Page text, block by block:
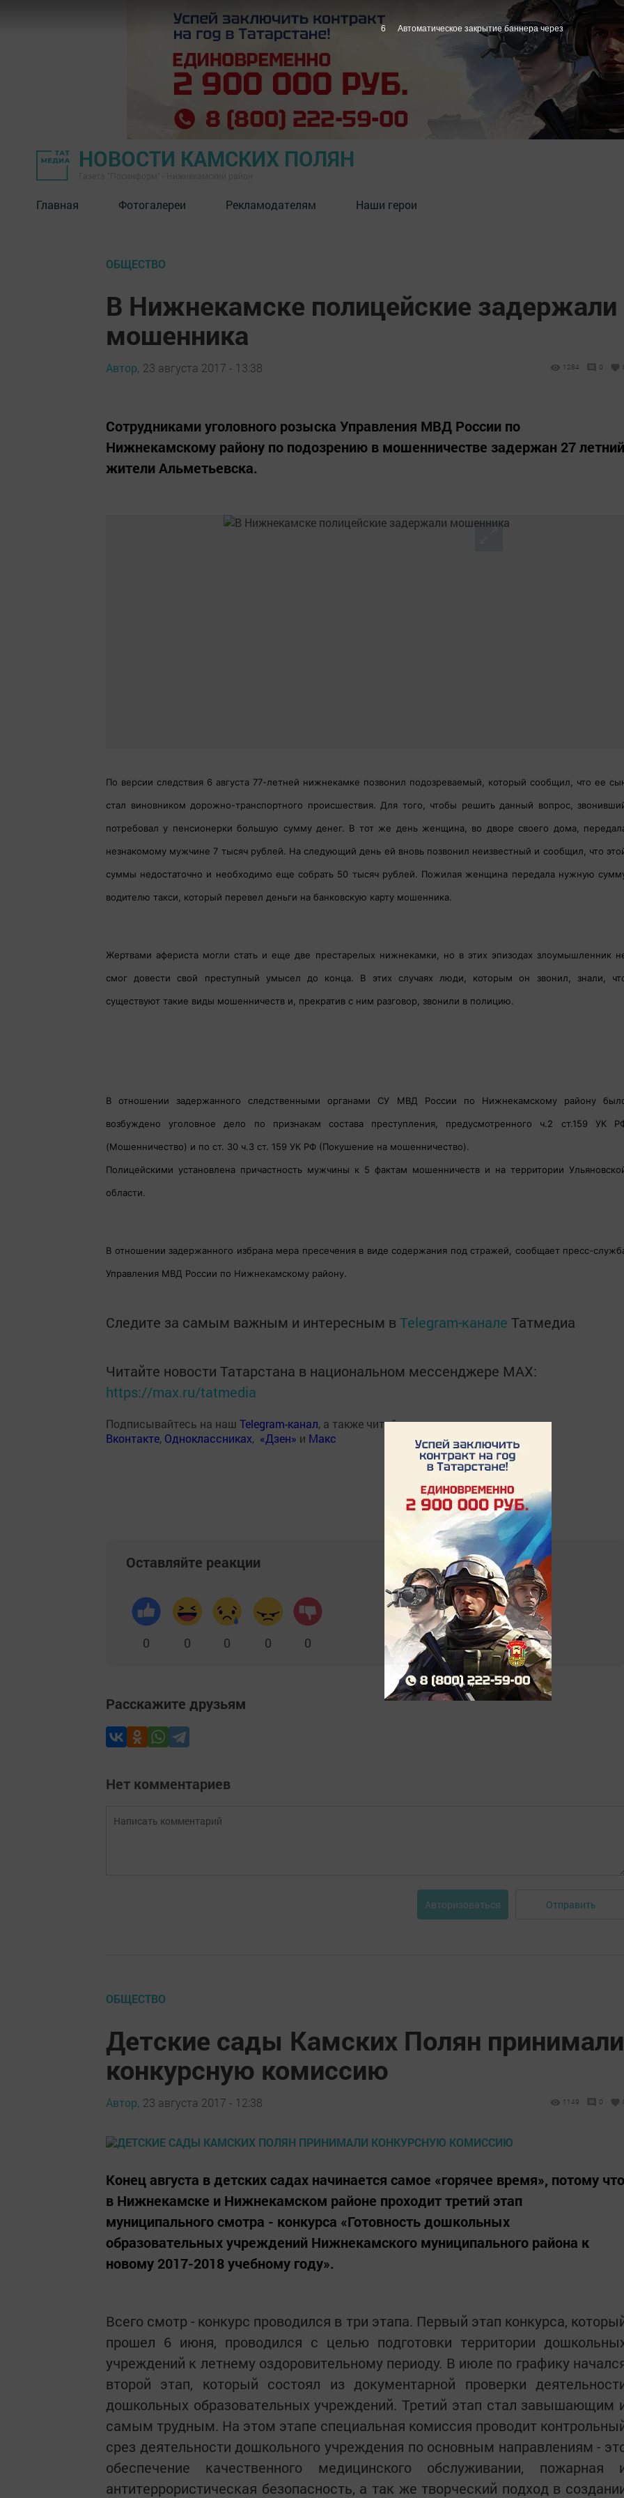
НОВОСТИ КАМСКИХ ПОЛЯН
Главная Фотогалереи Рекламодателям Наши герои
ОБЩЕСТВО
В Нижнекамске полицейские задержали
мошенника
Автор, 23 августа 2017 - 13:38 1284 0
Сотрудниками уголовного розыска Управления МВД России по
Нижнекамскому району по подозрению в мошенничестве задержан 27 летний
жители Альметьевска.
По версии следствия 6 августа 77-летней нижнекамке позвонил подозреваемый, который сообщил, что ее
стал виновником дорожно-транспортного происшествия. Для того, чтобы решить данный вопрос,
потребовал у пенсионерки большую сумму денег. В тот же день женщина, во дворе своего дома,
незнакомому мужчине 7 тысяч рублей. На следующий день ей вновь позвонил неизвестный и сообщил, что
суммы недостаточно и необходимо еще собрать 50 тысяч рублей. Пожилая женщина передала нужную
водителю такси, который перевел деньги на банковскую карту мошенника.
Жертвами афериста могли стать и еще две престарелых нижнекамки, но в этих эпизодах злоумышленник
смог довести свой преступный умысел до конца. В этих случаях люди, которым он звонил, знали,
существуют такие виды мошенничеств и, прекратив с ним разговор, звонили в полицию.
В отношении задержанного следственными органами СУ МВД России по Нижнекамскому району
возбуждено уголовное дело по признакам состава преступления, предусмотренного ч.2 ст.159 УК
(Мошенничество) и по ст. 30 ч.3 ст. 159 УК РФ (Покушение на мошенничество).
Полицейскими установлена причастность мужчины к 5 фактам мошенничеств и на территории
области.
В отношении задержанного избрана мера пресечения в виде содержания под стражей, сообщает пресс-
Управления МВД России по Нижнекамскому району.
Следите за самым важным и интересным в Telegram-канале Татмедиа
Читайте новости Татарстана в национальном мессенджере MАХ:
https://max.ru/tatmedia
Подписывайтесь на наш Telegram-канал, а также читайте нас
Вконтакте, Одноклассниках, «Дзен» и Макс
Оставляйте реакции
0 0 0 0 0
Расскажите друзьям
Нет комментариев
Авторизоваться Отправить
ОБЩЕСТВО
Детские сады Камских Полян принимали
конкурсную комиссию
Автор, 23 августа 2017 - 12:38 1149 0
Конец августа в детских садах начинается самое «горячее время», потому что
в Нижнекамске и Нижнекамском районе проходит третий этап
муниципального смотра - конкурса «Готовность дошкольных
образовательных учреждений Нижнекамского муниципального района к
новому 2017-2018 учебному году».
Всего смотр - конкурс проводился в три этапа. Первый этап конкурса,
прошел 6 июня, проводился с целью подготовки территории
учреждений к летнему оздоровительному периоду. В июле по графику
второй этап, который состоял из документарной проверки
дошкольных образовательных учреждений. Третий этап стал завышающим
самым трудным. На этом этапе специальная комиссия проводит
срез деятельности дошкольного учреждения по основным направлениям -
обеспечение качественного медицинского обслуживании, пожарная
антитеррористическая безопасность, а так же творческий подход в
5 Автоматическое закрытие баннера через